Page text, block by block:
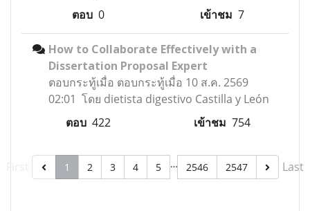
ตอบ 0 เข้าชม 7
How to Collaborate Effectively with a
Dissertation Proposal Expert
ตอบกระทู้เมื่อ ตอบกระทู้เมื่อ 10 ส.ค. 2569
02:01 โดย dietista digestivo Castilla y León
ตอบ 422 เข้าชม 754
1 2 3 4 5 … 2546 2547 Last